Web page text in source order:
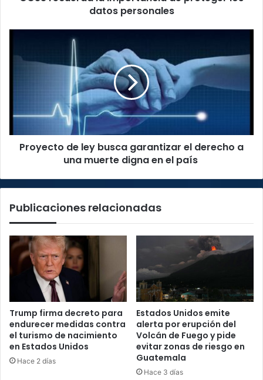
datos personales
una
muerte
Proyecto de ley busca garantizar el derecho a
una muerte digna en el país
Publicaciones relacionadas
Trump firma decreto para
endurecer medidas contra
el turismo de nacimiento
en Estados Unidos
Hace 2 días
Estados Unidos emite
alerta por erupción del
Volcán de Fuego y pide
evitar zonas de riesgo en
Guatemala
Hace 3 días